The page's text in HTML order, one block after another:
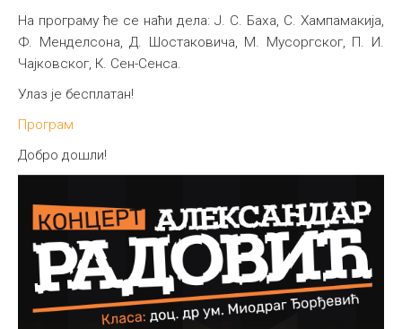
На програму ће се наћи дела: Ј. С. Баха, С. Хампамакија,
Ф. Менделсона, Д. Шостаковича, М. Мусоргског, П. И.
Чајковског, К. Сен-Сенса.
Улаз је бесплатан!
Програм
Добро дошли!